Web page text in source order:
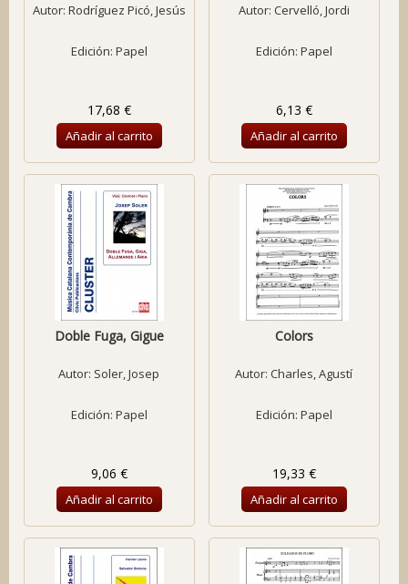
Autor: Rodríguez Picó, Jesús
Edición: Papel
17,68 €
Añadir al carrito
Autor: Cervelló, Jordi
Edición: Papel
6,13 €
Añadir al carrito
Doble Fuga, Gigue
Autor: Soler, Josep
Edición: Papel
9,06 €
Añadir al carrito
Colors
Autor:Charles, Agustí
Edición: Papel
19,33 €
Añadir al carrito